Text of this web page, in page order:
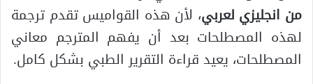
من انجليزي لعربي، لأن هذه القواميس تقدم ترجمة
لهذه المصطلحات بعد أن يفهم المترجم معاني
المصطلحات، يعيد قراءة التقرير الطبي بشكل كامل.